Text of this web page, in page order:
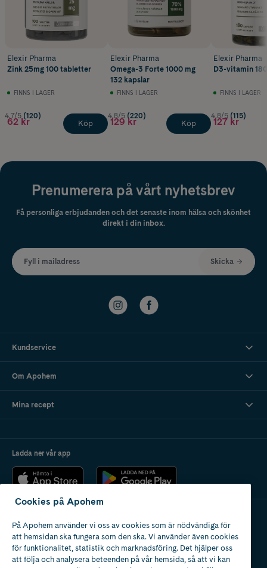
Elexir Pharma
Zink 25mg 100 tabletter
FINNS I LAGER
4.7/5 (120)
62 kr Köp
Elexir Pharma
Omega-3 Forte 1000 mg
132 kapslar
FINNS I LAGER
4.8/5 (220)
129 kr Köp
Elexir Pharma
D3-vitamin
FINNS I LAGER
4.8/5 (115)
127 kr
Prenumerera på vårt nyhetsbrev
Få personliga erbjudanden och det senaste inom hälsa och skönhet
direkt i din inbox.
Fyll i mailadress Skicka
Kundservice
Om Apohem
Mina recept
Ladda ner vår app
Apotek med tillstånd
av Läkemedelsverket
Cookies på Apohem
På Apohem använder vi oss av cookies som är nödvändiga för
att hemsidan ska fungera som den ska. Vi använder även cookies
för funktionalitet, statistik och marknadsföring. Det hjälper oss
att följa och analysera beteenden på vår hemsida, så att vi kan